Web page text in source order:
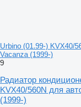
Urbino (01.99-) KVX40/
Vacanza (1999-)
9
Радиатор
KVX40/560N для
(1999-)